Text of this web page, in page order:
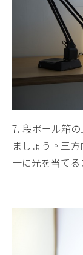
7. 段ボール箱
ましょう。三
一に光を当てる